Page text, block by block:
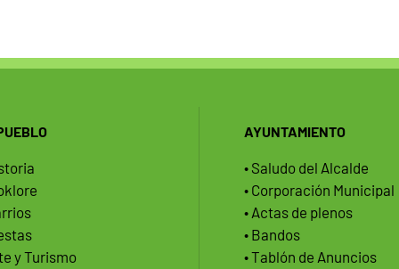
y Turismo
AYUNTAMIENTO
• Saludo del Alcalde
• Corporación Municipal
• Actas de plenos
• Bandos
• Tablón de Anuncios